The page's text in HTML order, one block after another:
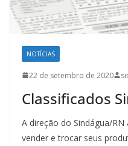
NOTÍCIAS
22 de setembro de 2020
Classificados
A direção do Sindágua/
vender e trocar seus